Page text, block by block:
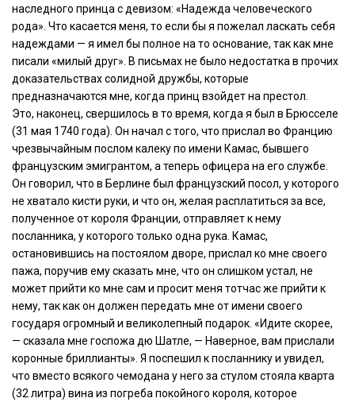
наследного принца с девизом: «Надежда человеческого
рода». Что касается меня, то если бы я пожелал ласкать себя
надеждами — я имел бы полное на то основание, так как мне
писали «милый друг». В письмах не было недостатка в прочих
доказательствах солидной дружбы, которые
предназначаются мне, когда принц взойдет на престол.
Это, наконец, свершилось в то время, когда я был в Брюсселе
(31 мая 1740 года). Он начал с того, что прислал во Францию
чрезвычайным послом калеку по имени Камас, бывшего
французским эмигрантом, а теперь офицера на его службе.
Он говорил, что в Берлине был французский посол, у которого
не хватало кисти руки, и что он, желая расплатиться за все,
полученное от короля Франции, отправляет к нему
посланника, у которого только одна рука. Камас,
остановившись на постоялом дворе, прислал ко мне своего
пажа, поручив ему сказать мне, что он слишком устал, не
может прийти ко мне сам и просит меня тотчас же прийти к
нему, так как он должен передать мне от имени своего
государя огромный и великолепный подарок. «Идите скорее,
— сказала мне госпожа дю Шатле, — Наверное, вам прислали
коронные бриллианты». Я поспешил к посланнику и увидел,
что вместо всякого чемодана у него за стулом стояла кварта
(32 литра) вина из погреба покойного короля, которое